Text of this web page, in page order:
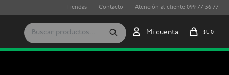
$U 0
Tiendas Contacto Atención al cliente 099 77 36 77